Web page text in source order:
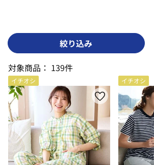
絞り込み
対象商品： 139件
イチオシ イチオシ